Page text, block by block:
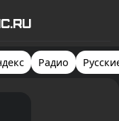
Радио